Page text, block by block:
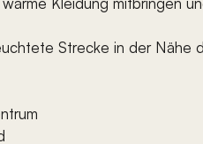
Strecke in der Nähe